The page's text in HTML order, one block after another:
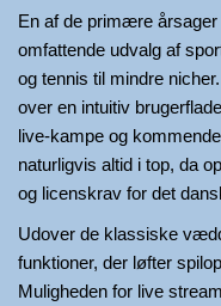
En af de primære
omfattende udvalg af
og tennis til mindre
over en intuitiv
live-kampe og
naturligvis altid i top, da
og licenskrav for det
Udover de klassiske
funktioner, der løfter
Muligheden for live